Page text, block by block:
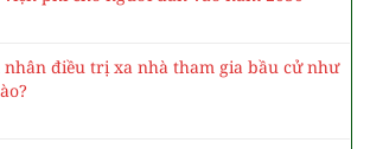
nhân điều trị xa nhà tham gia bầu cử như